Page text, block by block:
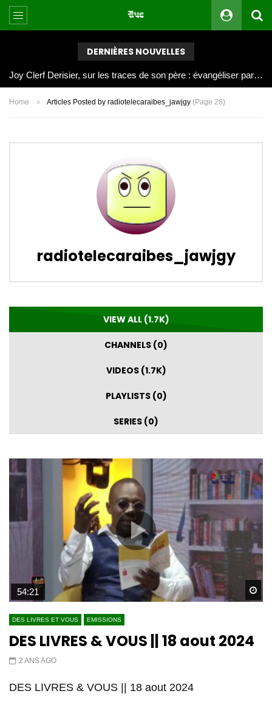
DERNIÈRES NOUVELLES
Joy Clerf Derisier, sur les traces de son père : évangéliser par la musique
Home Articles Posted by radiotelecaraibes_jawjgy (Page 28)
radiotelecaraibes_jawjgy
VIEW ALL (1.7K)
CHANNELS (0)
VIDEOS (1.7K)
PLAYLISTS (0)
SERIES (0)
54:21
DES LIVRES ET VOUS EMISSIONS
DES LIVRES & VOUS || 18 aout 2024
2 ANS AGO
DES LIVRES & VOUS || 18 aout 2024